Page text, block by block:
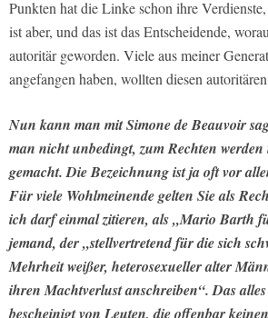
Punkten hat die Linke schon ihre
ist aber, und das ist das Entscheidende,
autoritär geworden. Viele aus meiner
angefangen haben, wollten diesen
Nun kann man mit Simone de Beauvoir
man nicht unbedingt, zum Rechten
gemacht. Die Bezeichnung ist ja oft vor
Für viele Wohlmeinende gelten Sie als
ich darf einmal zitieren, als „Mario Barth
jemand, der „stellvertretend für die sich
Mehrheit weißer, heterosexueller alter
ihren Machtverlust anschreiben“. Das
bescheinigt von Leuten, die offenbar